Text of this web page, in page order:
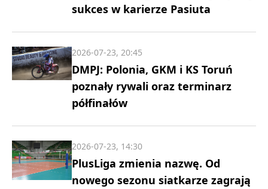
sukces w karierze Pasiuta
DMPJ: Polonia, GKM i KS Toruń
poznały rywali oraz terminarz
półfinałów
2026-07-23, 20:45
PlusLiga zmienia nazwę. Od
nowego sezonu siatkarze zagrają
2026-07-23, 14:30